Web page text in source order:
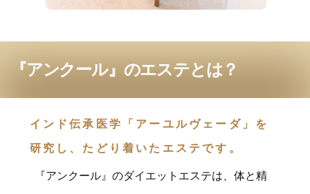
『アンクール』のエステとは？
インド伝承医学「アーユルヴェーダ」を
研究し、たどり着いたエステです。
『アンクール』のダイエットエステは、体と精